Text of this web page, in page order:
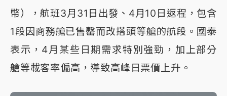
幣），航班3月31日出發、4月10日返程，包含
1段因商務艙已售罄而改搭頭等艙的航段。國泰
表示，4月某些日期需求特別強勁，加上部分
艙等載客率偏高，導致高峰日票價上升。